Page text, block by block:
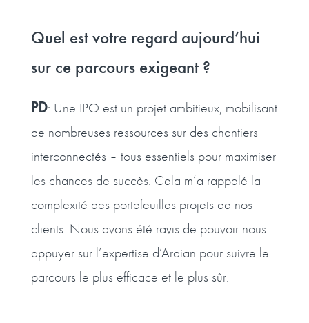
Quel est votre regard aujourd’hui
sur ce parcours exigeant ?
PD: Une IPO est un projet ambitieux, mobilisant
de nombreuses ressources sur des chantiers
interconnectés – tous essentiels pour maximiser
les chances de succès. Cela m’a rappelé la
complexité des portefeuilles projets de nos
clients. Nous avons été ravis de pouvoir nous
appuyer sur l’expertise d’Ardian pour suivre le
parcours le plus efficace et le plus sûr.